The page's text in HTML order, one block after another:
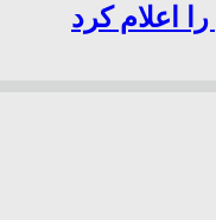
اعلام کرد